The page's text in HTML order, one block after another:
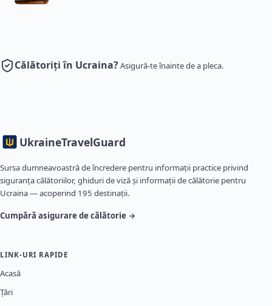
Călătoriți în Ucraina?Asigură-te înainte de a pleca.
UkraineTravelGuard
Sursa dumneavoastră de încredere pentru informații practice privind
siguranța călătoriilor, ghiduri de viză și informații de călătorie pentru
Ucraina — acoperind 195 destinații.
Cumpără asigurare de călătorie →
LINK-URI RAPIDE
Acasă
Țări